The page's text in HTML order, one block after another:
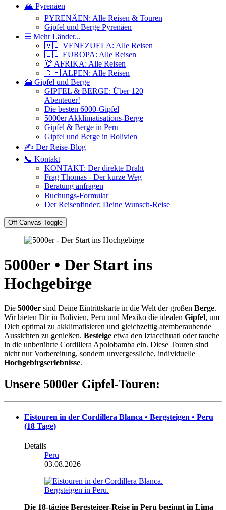
🏔️ Pyrenäen
PYRENÄEN: Alle Reisen & Touren
Gipfel und Berge Pyrenäen
☰ Mehr Länder...
🇻🇪 VENEZUELA: Alle Reisen
🇪🇺 EUROPA: Alle Reisen
🦒 AFRIKA: Alle Reisen
🇨🇭 ALPEN: Alle Reisen
🗻 Gipfel und Berge
GIPFEL & BERGE: Über 120
Abenteuer!
Die besten 6000-Gipfel
5000er Akklimatisations-Berge
Gipfel & Berge in Peru
Gipfel und Berge in Bolivien
✍️ Der Reise-Blog
📞 Kontakt
KONTAKT: Der direkte Draht
Frag Thomas - Der kurze Weg
Beratung anfragen
Buchungs-Formular
Der Reisenfinder: Deine Wunsch-Reise
Off-Canvas Toggle
5000er • Der Start ins
Hochgebirge
Die 5000er sind Deine Eintrittskarte in die Welt der großen Berge.
Wir bieten Dir in Bolivien, Peru und Mexiko die idealen Gipfel, um
Dich optimal zu akklimatisieren und gleichzeitig atemberaubende
Aussichten zu genießen. Besteige etwa den Iztaccihuatl oder tauche
in die unberührte Cordillera Apolobamba ein. Diese Touren sind
nicht nur Vorbereitung, sondern unvergessliche, individuelle
Hochgebirgserlebnisse.
Unsere 5000er Gipfel-Touren:
Eistouren in der Cordillera Blanca • Bergsteigen • Peru
(18 Tage)
Details
Peru
03.08.2026
Die 18-tägige Bergsteiger-Reise in Peru beginnt in Lima